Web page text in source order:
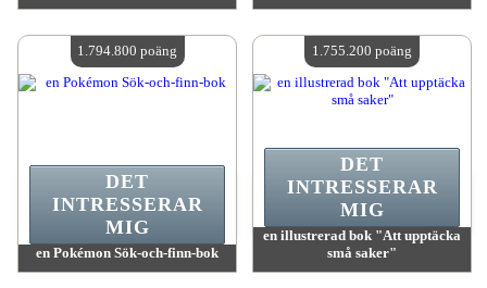
Antal tillgängliga:4
Antal tillgängliga:4
en Pokémon Sök-och-finn-bok
DET
INTRESSERAR
MIG
1.794.800 poäng
en illustrerad bok "Att upptäcka
små saker"
DET
INTRESSERAR
MIG
1.755.200 poäng